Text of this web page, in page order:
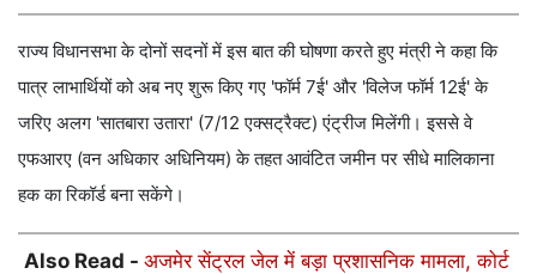
राज्य विधानसभा के दोनों सदनों में इस बात की घोषणा करते हुए मंत्री ने कहा कि
पात्र लाभार्थियों को अब नए शुरू किए गए 'फॉर्म 7ई' और 'विलेज फॉर्म 12ई' के
जरिए अलग 'सातबारा उतारा' (7/12 एक्सट्रैक्ट) एंट्रीज मिलेंगी। इससे वे
एफआरए (वन अधिकार अधिनियम) के तहत आवंटित जमीन पर सीधे मालिकाना
हक का रिकॉर्ड बना सकेंगे।
Also Read - अजमेर सेंट्रल जेल में बड़ा प्रशासनिक मामला, कोर्ट